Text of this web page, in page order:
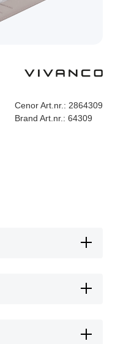
Cenor Art.nr.: 2864309
Brand Art.nr.: 64309